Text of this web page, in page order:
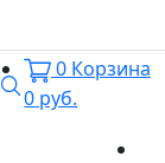
Поиск
0 Корзина
0 руб.